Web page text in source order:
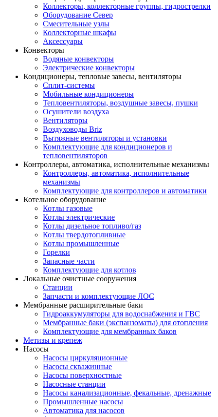
Коллекторы, коллекторные группы, гидрострелки
Оборудование Север
Смесительные узлы
Коллекторные шкафы
Аксессуары
Конвекторы
Водяные конвекторы
Электрические конвекторы
Кондиционеры, тепловые завесы, вентиляторы
Сплит-системы
Мобильные кондиционеры
Тепловентиляторы, воздушные завесы, пушки
Осушители воздуха
Вентиляторы
Воздуховоды Briz
Вытяжные вентиляторы и установки
Комплектующие для кондиционеров и
тепловентиляторов
Контроллеры, автоматика, исполнительные механизмы
Контроллеры, автоматика, исполнительные
механизмы
Комплектующие для контроллеров и автоматики
Котельное оборудование
Котлы газовые
Котлы электрические
Котлы дизельное топливо/газ
Котлы твердотопливные
Котлы промышленные
Горелки
Запасные части
Комплектующие для котлов
Локальные очистные сооружения
Станции
Запчасти и комплектующие ЛОС
Мембранные расширительные баки
Гидроаккумуляторы для водоснабжения и ГВС
Мембранные баки (экспанзоматы) для отопления
Комплектующие для мембранных баков
Метизы и крепеж
Насосы
Насосы циркуляционные
Насосы скважинные
Насосы поверхностные
Насосные станции
Насосы канализационные, фекальные, дренажные
Промышленные насосы
Автоматика для насосов